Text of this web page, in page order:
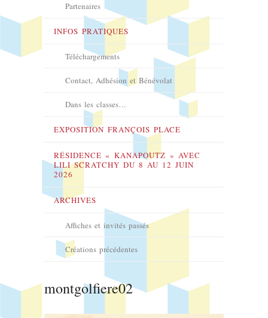
Partenaires
INFOS PRATIQUES
Téléchargements
Contact, Adhésion et Bénévolat
Dans les classes…
EXPOSITION FRANÇOIS PLACE
RÉSIDENCE « KANAPOUTZ » AVEC
LILI SCRATCHY DU 8 AU 12 JUIN
2026
ARCHIVES
Affiches et invités passés
Créations précédentes
montgolfiere02